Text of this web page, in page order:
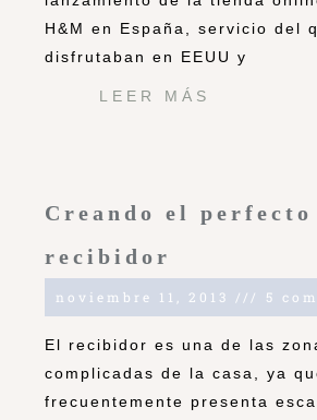
H&M en España, servicio del
disfrutaban en EEUU y
LEER MÁS
Creando el perfecto
recibidor
noviembre 11, 2013 5
El recibidor es una de las
complicadas de la casa, ya
frecuentemente presenta